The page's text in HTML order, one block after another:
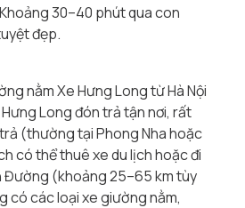
30–40 phút qua con
đẹp.
nằm Xe Hưng Long từ Hà Nội
Long đón trả tận nơi, rất
(thường tại Phong Nha hoặc
có thể thuê xe du lịch hoặc đi
Đường (khoảng 25–65 km tùy
có các loại xe giường nằm,